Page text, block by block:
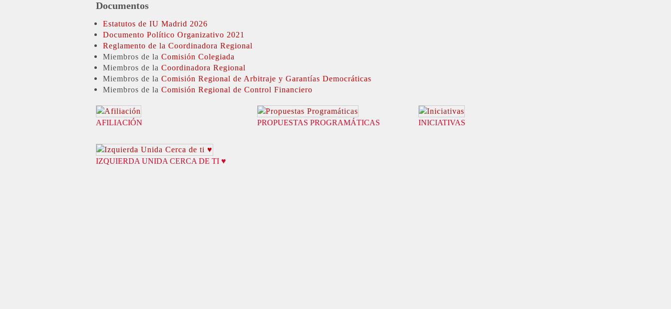
Documentos
Estatutos de IU Madrid 2026
Documento Político Organizativo 2021
Reglamento de la Coordinadora Regional
Miembros de la Comisión Colegiada
Miembros de la Coordinadora Regional
Miembros de la Comisión Regional de Arbitraje y Garantías Democráticas
Miembros de la Comisión Regional de Control Financiero
AFILIACIÓN PROPUESTAS PROGRAMÁTICAS INICIATIVAS
IZQUIERDA UNIDA CERCA DE TI ♥